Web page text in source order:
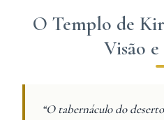
O Templo de
Visão
“O tabernáculo do